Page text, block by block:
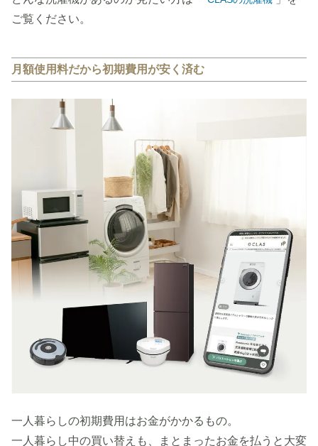
ご覧ください。
月額使用料だから初期費用が安く済む
一人暮らしの初期費用はお金がかかるもの。
一人暮らし中の買い替えも、まとまったお金を払うと大変